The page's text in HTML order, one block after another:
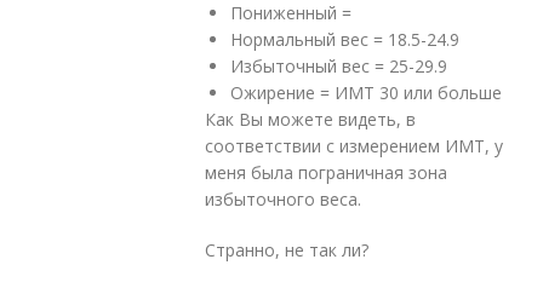
Пониженный =
Нормальный вес = 18.5-24.9
Избыточный вес = 25-29.9
Ожирение = ИМТ 30 или больше
Как Вы можете видеть, в
соответствии с измерением ИМТ, у
меня была пограничная зона
избыточного веса.
Странно, не так ли?